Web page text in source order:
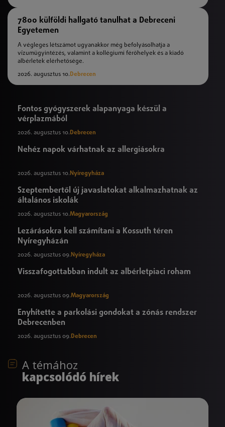
7800 külföldi hallgató tanulhat a Debreceni
Egyetemen
A végleges létszámot ugyanakkor még befolyásolhatja a
vízumügyintézés, valamint a kollégiumi férőhelyek és a kiadó
albérletek elérhetősége.
2026. augusztus 10.Debrecen
Fontos gyógyszerek alapanyaga készül a
vérplazmából
2026. augusztus 10.Debrecen
Nehéz napok várhatnak az allergiásokra
2026. augusztus 10. Nyíregyháza
Szeptembertől új javaslatokat alkalmazhatnak az
általános iskolák
2026. augusztus 10.Magyarország
Lezárásokra kell számítani a Kossuth téren
Nyíregyházán
2026. augusztus 09. Nyíregyháza
Visszafogottabban indult az albérletpiaci roham
2026. augusztus 09.Magyarország
Enyhítette a parkolási gondokat a zónás rendszer
Debrecenben
2026. augusztus 09.Debrecen
A témához
kapcsolódó hírek